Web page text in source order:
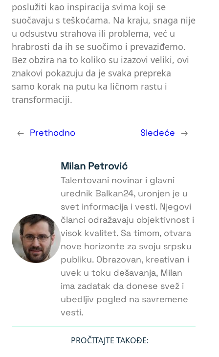
poslužiti kao inspiracija svima koji se
suočavaju s teškoćama. Na kraju, snaga nije
u odsustvu strahova ili problema, već u
hrabrosti da ih se suočimo i prevaziđemo.
Bez obzira na to koliko su izazovi veliki, ovi
znakovi pokazuju da je svaka prepreka
samo korak na putu ka ličnom rastu i
transformaciji.
← Prethodno Sledeće →
Milan Petrović
Talentovani novinar i glavni
urednik Balkan24, uronjen je u
svet informacija i vesti. Njegovi
članci odražavaju objektivnost i
visok kvalitet. Sa timom, otvara
nove horizonte za svoju srpsku
publiku. Obrazovan, kreativan i
uvek u toku dešavanja, Milan
ima zadatak da donese svež i
ubedljiv pogled na savremene
vesti.
PROČITAJTE TAKOĐE: